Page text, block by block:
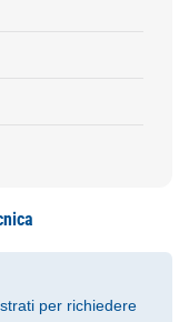
per richiedere